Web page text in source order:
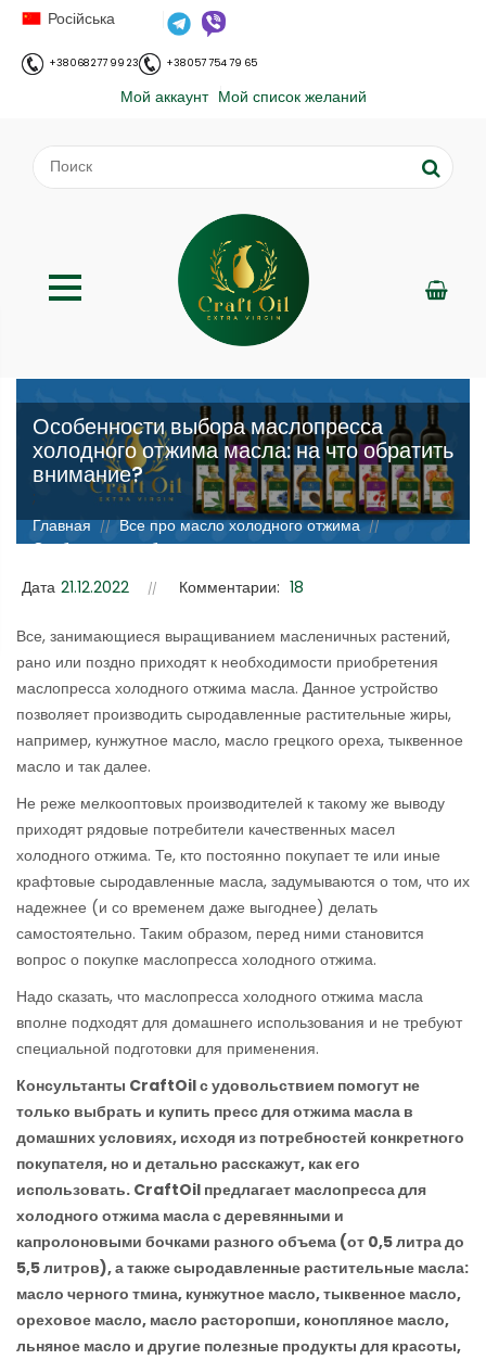
Російська
+38 068 277 99 23 +38 057 754 79 65
Мой аккаунт Мой список желаний
Особенности выбора маслопресса
холодного отжима масла: на что обратить
внимание?
;
Главная // Все про масло холодного отжима //
Особенности выбора маслопресса холодного отжима
Дата 21.12.2022 Комментарии: 18
Все, занимающиеся выращиванием масленичных растений,
рано или поздно приходят к необходимости приобретения
маслопресса холодного отжима масла. Данное устройство
позволяет производить сыродавленные растительные жиры,
например, кунжутное масло, масло грецкого ореха, тыквенное
масло и так далее.
Не реже мелкооптовых производителей к такому же выводу
приходят рядовые потребители качественных масел
холодного отжима. Те, кто постоянно покупает те или иные
крафтовые сыродавленные масла, задумываются о том, что их
надежнее (и со временем даже выгоднее) делать
самостоятельно. Таким образом, перед ними становится
вопрос о покупке маслопресса холодного отжима.
Надо сказать, что маслопресса холодного отжима масла
вполне подходят для домашнего использования и не требуют
специальной подготовки для применения.
Консультанты CraftOil с удовольствием помогут не
только выбрать и купить пресс для отжима масла в
домашних условиях, исходя из потребностей конкретного
покупателя, но и детально расскажут, как его
использовать. CraftOil предлагает маслопресса для
холодного отжима масла с деревянными и
капролоновыми бочками разного объема (от 0,5 литра до
5,5 литров), а также сыродавленные растительные масла:
масло черного тмина, кунжутное масло, тыквенное масло,
ореховое масло, масло расторопши, конопляное масло,
льняное масло и другие полезные продукты для красоты,